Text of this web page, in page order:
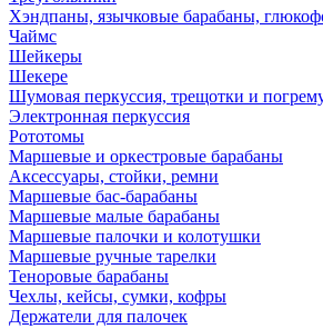
Хэндпаны, язычковые барабаны,
Чаймс
Шейкеры
Шекере
Шумовая перкуссия, трещотки и
Электронная перкуссия
Рототомы
Маршевые и оркестровые барабаны
Аксессуары, стойки, ремни
Маршевые бас-барабаны
Маршевые малые барабаны
Маршевые палочки и колотушки
Маршевые ручные тарелки
Теноровые барабаны
Чехлы, кейсы, сумки, кофры
Держатели для палочек